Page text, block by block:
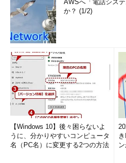
AWSへ「電話シス
か？ (1/2)
【Windows 10】後々困らないよ
うに、分かりやすいコンピュータ
名（PC名）に変更する2つの方法